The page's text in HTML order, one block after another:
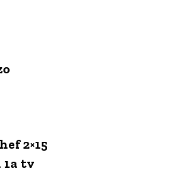
2×15
1a tv